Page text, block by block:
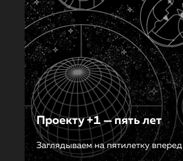
Проекту +1 — пять лет
Заглядываем на пятилетку вперед